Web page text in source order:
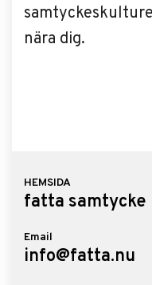
HEMSIDA
fatta samtycke
Email
info@fatta.nu
nära dig.